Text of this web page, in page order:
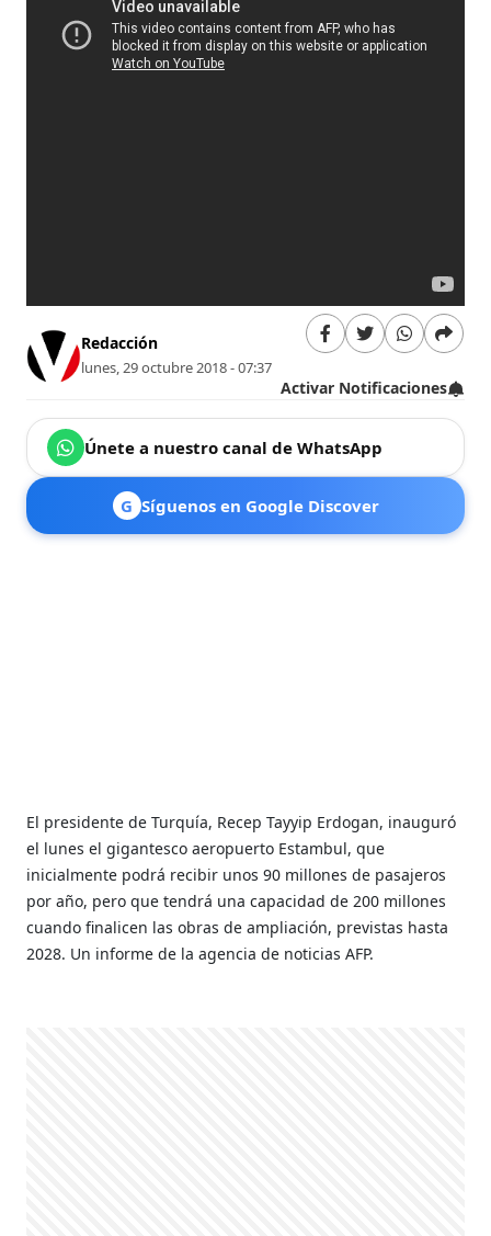
Redacción
lunes, 29 octubre 2018 - 07:37
Activar Notificaciones
Únete a nuestro canal de WhatsApp
G Síguenos en Google Discover
El presidente de Turquía, Recep Tayyip Erdogan, inauguró
el lunes el gigantesco aeropuerto Estambul, que
inicialmente podrá recibir unos 90 millones de pasajeros
por año, pero que tendrá una capacidad de 200 millones
cuando finalicen las obras de ampliación, previstas hasta
2028. Un informe de la agencia de noticias AFP.